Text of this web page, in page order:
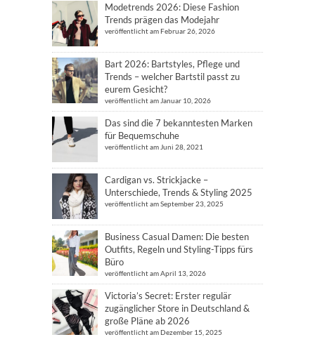
Modetrends 2026: Diese Fashion
Trends prägen das Modejahr
veröffentlicht am Februar 26, 2026
Bart 2026: Bartstyles, Pflege und
Trends – welcher Bartstil passt zu
eurem Gesicht?
veröffentlicht am Januar 10, 2026
Das sind die 7 bekanntesten Marken
für Bequemschuhe
veröffentlicht am Juni 28, 2021
Cardigan vs. Strickjacke –
Unterschiede, Trends & Styling 2025
veröffentlicht am September 23, 2025
Business Casual Damen: Die besten
Outfits, Regeln und Styling-Tipps fürs
Büro
veröffentlicht am April 13, 2026
Victoria’s Secret: Erster regulär
zugänglicher Store in Deutschland &
große Pläne ab 2026
veröffentlicht am Dezember 15, 2025